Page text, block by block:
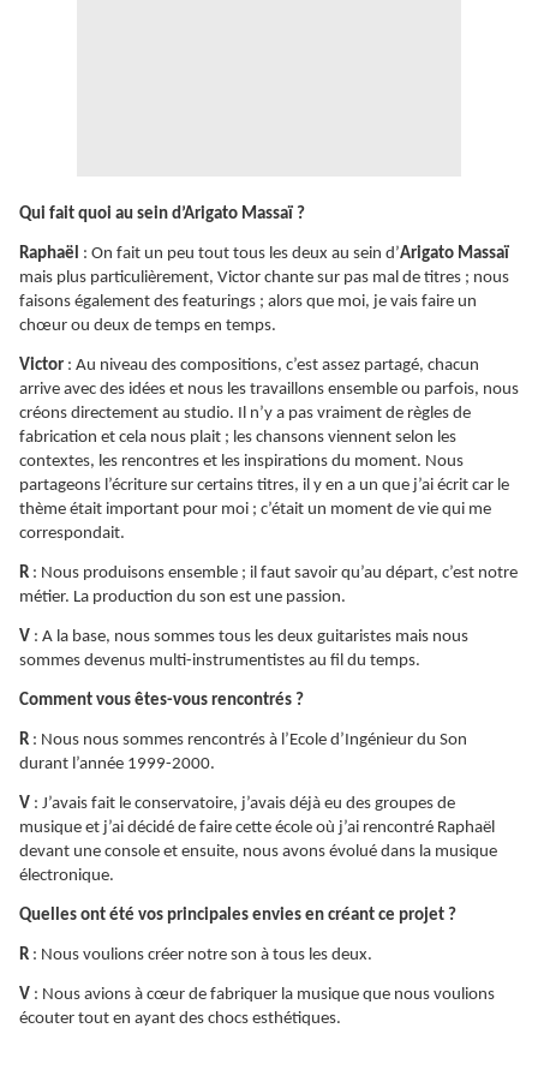
Qui fait quoi au sein d’Arigato Massaï ?
Raphaël : On fait un peu tout tous les deux au sein d’Arigato Massaï
mais plus particulièrement, Victor chante sur pas mal de titres ; nous
faisons également des featurings ; alors que moi, je vais faire un
chœur ou deux de temps en temps.
Victor : Au niveau des compositions, c’est assez partagé, chacun
arrive avec des idées et nous les travaillons ensemble ou parfois, nous
créons directement au studio. Il n’y a pas vraiment de règles de
fabrication et cela nous plait ; les chansons viennent selon les
contextes, les rencontres et les inspirations du moment. Nous
partageons l’écriture sur certains titres, il y en a un que j’ai écrit car le
thème était important pour moi ; c’était un moment de vie qui me
correspondait.
R : Nous produisons ensemble ; il faut savoir qu’au départ, c’est notre
métier. La production du son est une passion.
V : A la base, nous sommes tous les deux guitaristes mais nous
sommes devenus multi-instrumentistes au fil du temps.
Comment vous êtes-vous rencontrés ?
R : Nous nous sommes rencontrés à l’Ecole d’Ingénieur du Son
durant l’année 1999-2000.
V : J’avais fait le conservatoire, j’avais déjà eu des groupes de
musique et j’ai décidé de faire cette école où j’ai rencontré Raphaël
devant une console et ensuite, nous avons évolué dans la musique
électronique.
Quelles ont été vos principales envies en créant ce projet ?
R : Nous voulions créer notre son à tous les deux.
V : Nous avions à cœur de fabriquer la musique que nous voulions
écouter tout en ayant des chocs esthétiques.